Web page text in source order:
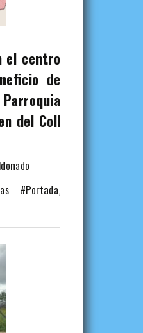
el centro
de
del Coll
#Portada,